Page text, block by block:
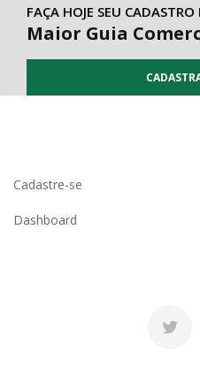
FAÇA HOJE SEU CADASTRO
Maior Guia
Cadastre-se
Dashboard